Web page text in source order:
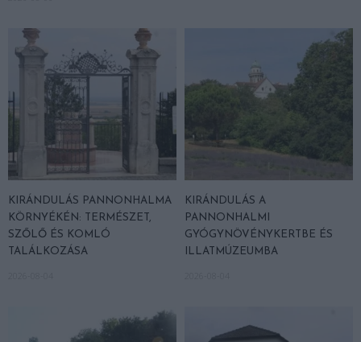
KIRÁNDULÁS PANNONHALMA
KÖRNYÉKÉN: TERMÉSZET,
SZŐLŐ ÉS KOMLÓ
TALÁLKOZÁSA
KIRÁNDULÁS A
PANNONHALMI
GYÓGYNÖVÉNYKERTBE ÉS
ILLATMÚZEUMBA